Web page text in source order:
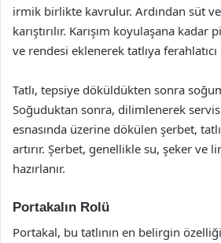
irmik birlikte kavrulur. Ardından süt
karıştırılır. Karışım koyulaşana
ve rendesi eklenerek tatlıya ferahlatıcı
Tatlı, tepsiye döküldükten sonra
Soğuduktan sonra, dilimlenerek
esnasında üzerine dökülen şerbet,
artırır. Şerbet, genellikle su, şeker ve
hazırlanır.
Portakalın Rolü
Portakal, bu tatlının en belirgin